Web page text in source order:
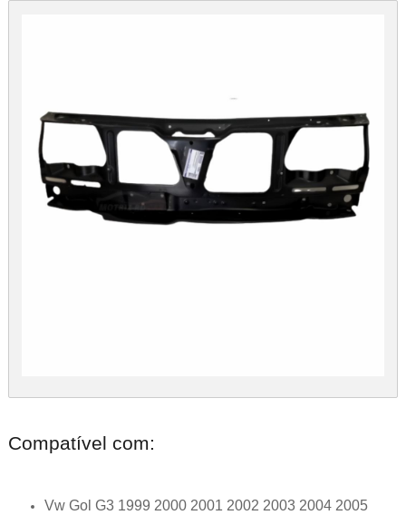
Compatível com:
Vw Gol G3 1999 2000 2001 2002 2003 2004 2005